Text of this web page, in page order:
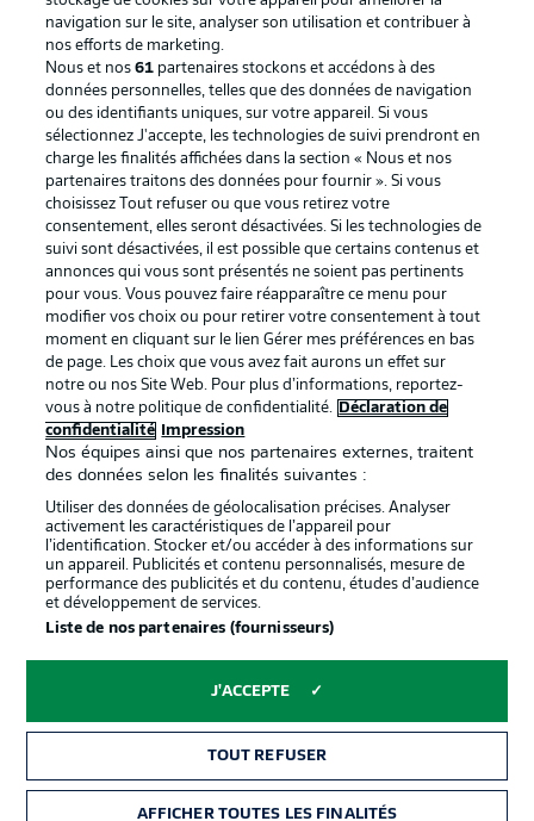
Football as it's meant to be
BUNDESLIGA APP
Proposé par
Gérer mes préférences
Déclaration de Diffuseurs
navigation sur le site, analyser son utilisation et contribuer à
nos efforts de marketing.
Nous et nos61 partenaires stockons et accédons à des
données personnelles, telles que des données de navigation
ou des identifiants uniques, sur votre appareil. Si vous
sélectionnez J'accepte, les technologies de suivi prendront en
charge les finalités affichées dans la section « Nous et nos
partenaires traitons des données pour fournir ». Si vous
choisissez Tout refuser ou que vous retirez votre
consentement, elles seront désactivées. Si les technologies de
suivi sont désactivées, il est possible que certains contenus et
annonces qui vous sont présentés ne soient pas pertinents
pour vous. Vous pouvez faire réapparaître ce menu pour
modifier vos choix ou pour retirer votre consentement à tout
moment en cliquant sur le lien Gérer mes préférences en bas
de page. Les choix que vous avez fait aurons un effet sur
notre ou nos Site Web. Pour plus d’informations, reportez-
vous à notre politique de confidentialité.
Déclaration de
confidentialité
Impression
Nos équipes ainsi que nos partenaires externes, traitent
des données selon les finalités suivantes :
Utiliser des données de géolocalisation précises. Analyser
activement les caractéristiques de l’appareil pour
l’identification. Stocker et/ou accéder à des informations sur
un appareil. Publicités et contenu personnalisés, mesure de
performance des publicités et du contenu, études d’audience
et développement de services.
Liste de nos partenaires (fournisseurs)
J'ACCEPTE
TOUT REFUSER
AFFICHER TOUTES LES FINALITÉS